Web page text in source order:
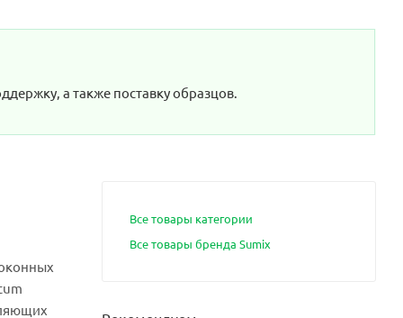
а также поставку образцов.
Все товары категории
Все товары бренда Sumix